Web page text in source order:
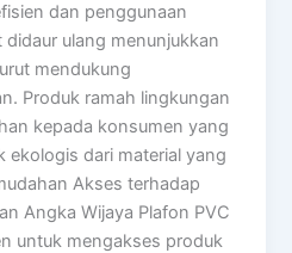
dan penggunaan
ulang menunjukkan
mendukung
Produk ramah lingkungan
kepada konsumen yang
ekologis dari material yang
Akses terhadap
Angka Wijaya Plafon PVC
untuk mengakses produk